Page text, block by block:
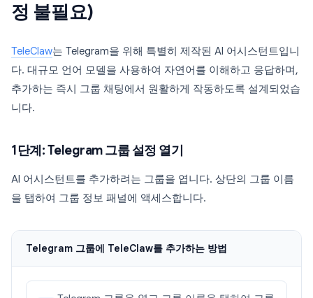
정 불필요)
TeleClaw는 Telegram을 위해 특별히 제작된 AI 어시스턴트입니
다. 대규모 언어 모델을 사용하여 자연어를 이해하고 응답하며,
추가하는 즉시 그룹 채팅에서 원활하게 작동하도록 설계되었습
니다.
1단계: Telegram 그룹 설정 열기
AI 어시스턴트를 추가하려는 그룹을 엽니다. 상단의 그룹 이름
을 탭하여 그룹 정보 패널에 액세스합니다.
Telegram 그룹에 TeleClaw를 추가하는 방법